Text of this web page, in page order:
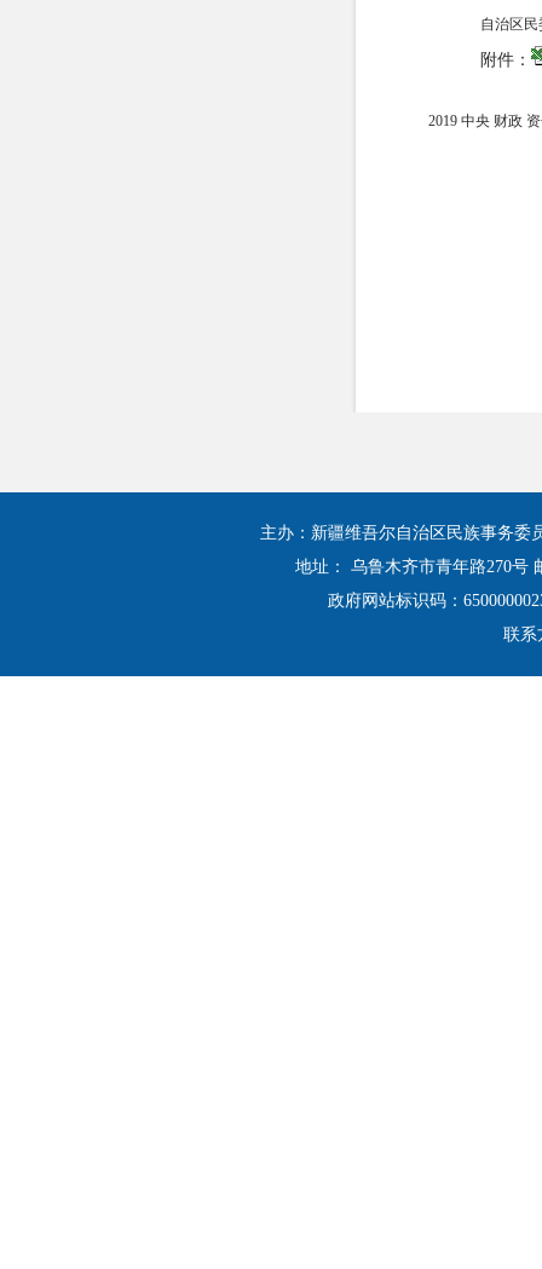
自治区民
附件：
2019 中央 财政
主办：新疆维吾尔自治区民族事务委
地址： 乌鲁木齐市青年路270号
政府网站标识码：
联系